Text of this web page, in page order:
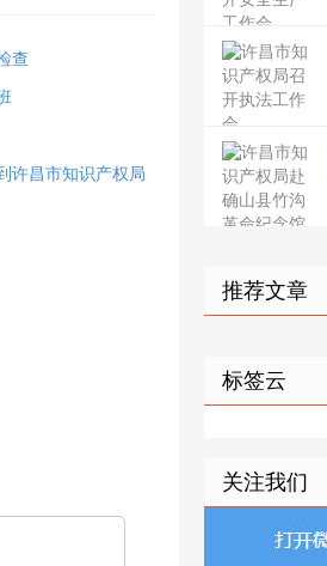
查
许昌市知识产权局
推荐文章
标签云
关注我们